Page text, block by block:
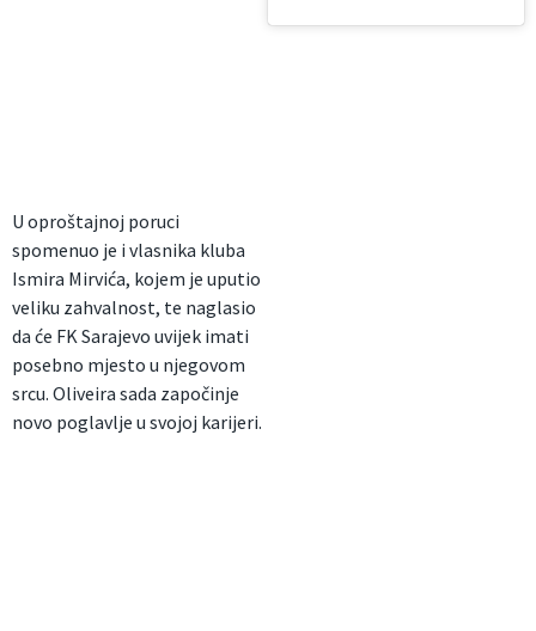
U oproštajnoj poruci
spomenuo je i vlasnika kluba
Ismira Mirvića, kojem je uputio
veliku zahvalnost, te naglasio
da će FK Sarajevo uvijek imati
posebno mjesto u njegovom
srcu. Oliveira sada započinje
novo poglavlje u svojoj karijeri.